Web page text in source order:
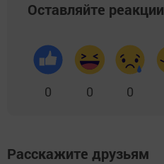
Оставляйте реакции
0 0 0
Расскажите друзьям